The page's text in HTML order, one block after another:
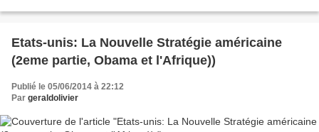
Etats-unis: La Nouvelle Stratégie américaine
(2eme partie, Obama et l'Afrique))
Publié le 05/06/2014 à 22:12
Par geraldolivier